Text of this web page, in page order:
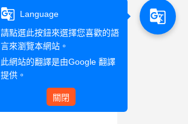
g_translate
Language
請點選此按鈕來選擇您喜歡的語
言來瀏覽本網站。
此網站的翻譯是由Google 翻譯
提供。
關閉
g_translate